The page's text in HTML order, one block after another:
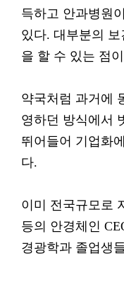
득하고 안과병원
있다. 대부분의
을 할 수 있는 점
약국처럼 과거에
영하던 방식에서
뛰어들어 기업화
다.
이미 전국규모로
등의 안경체인
경광학과 졸업생